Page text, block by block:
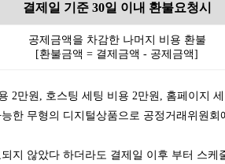
결제일 기준 30일 이내 환불요청시
공제금액을 차감한 나머지 비용 환불
[환불금액 = 결제금액 - 공제금액]
2만원, 호스팅 세팅 비용 2만원, 홈페이지
한 무형의 디지털상품으로 공정거래위원
지 않았다 하더라도 결제일 이후 부터 스